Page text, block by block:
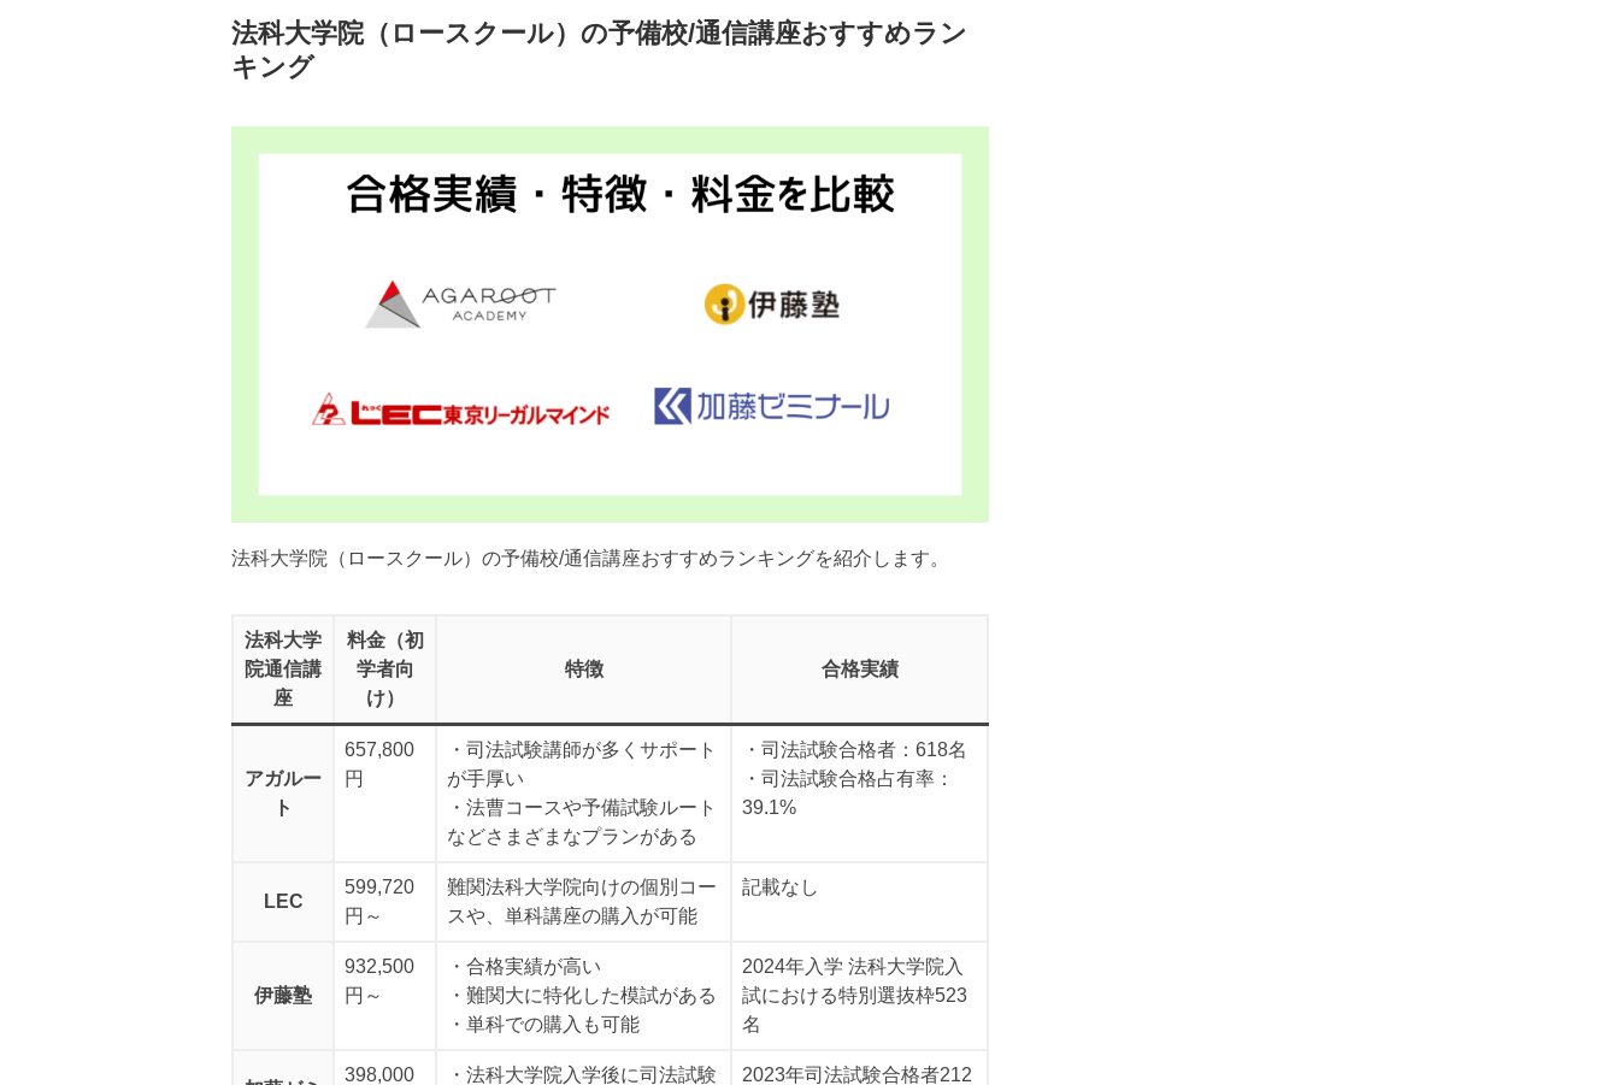
法科大学院（ロースクール）の予備校/通信講座おすすめラン
キング
法科大学院（ロースクール）の予備校/通信講座おすすめランキングを紹介します。
法科大学
院通信講
座
料金（初
学者向
け）
特徴 合格実績
アガルー
ト
657,800
円
・司法試験講師が多くサポート
が手厚い
・法曹コースや予備試験ルート
などさまざまなプランがある
・司法試験合格者：618名
・司法試験合格占有率：
39.1%
LEC
599,720
円～
難関法科大学院向けの個別コー
スや、単科講座の購入が可能
記載なし
伊藤塾
932,500
円～
・合格実績が高い
・難関大に特化した模試がある
・単科での購入も可能
2024年入学 法科大学院入
試における特別選抜枠523
名
398,000 ・法科大学院入学後に司法試験 2023年司法試験合格者212